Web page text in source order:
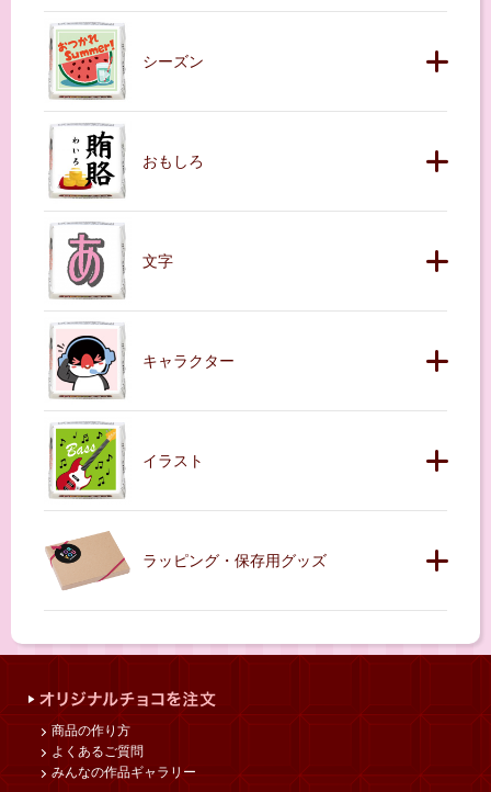
シーズン
おもしろ
文字
キャラクター
イラスト
ラッピング・保存用グッズ
商品の作り方
よくあるご質問
みんなの作品ギャラリー